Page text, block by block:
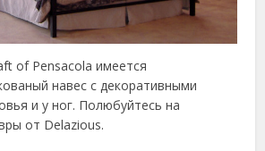
of Pensacola имеется
навес с декоративными
и у ног. Полюбуйтесь на
от Delazious.